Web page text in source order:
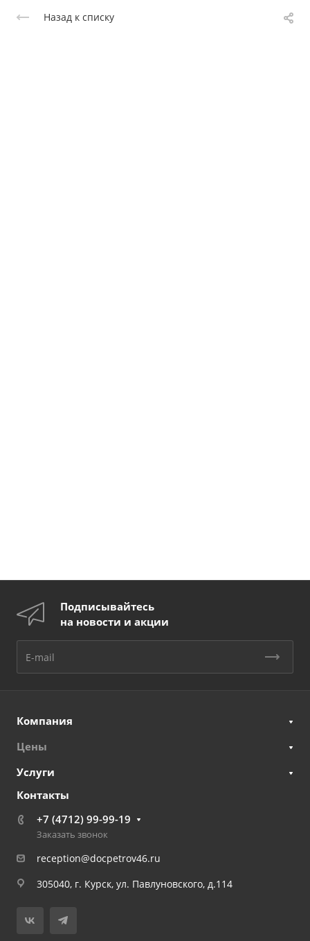
Назад к списку
Подписывайтесь
на новости и акции
Компания
Цены
Услуги
Контакты
+7 (4712) 99-99-19
Заказать звонок
reception@docpetrov46.ru
305040, г. Курск, ул. Павлуновского, д.114